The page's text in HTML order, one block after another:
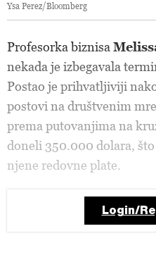
Ysa Perez/Bloomberg
Profesorka biznisa
nekada je izbegavala
Postao je prihvatljiviji
postovi na društvenim
prema putovanjima na
doneli 350.000 dolara,
njene redovne plate.
Login/